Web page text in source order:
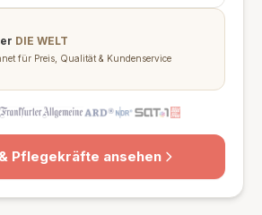
DIE WELT
für Preis, Qualität & Kundenservice
Pflegekräfte ansehen